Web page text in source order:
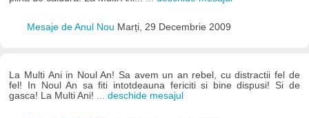
Mesaje de Anul Nou Marți, 29 Decembrie 2009
La Multi Ani in Noul An! Sa avem un an rebel, cu distractii fel de
fel! In Noul An sa fiti intotdeauna fericiti si bine dispusi! Si de
gasca! La Multi Ani!
... deschide mesajul